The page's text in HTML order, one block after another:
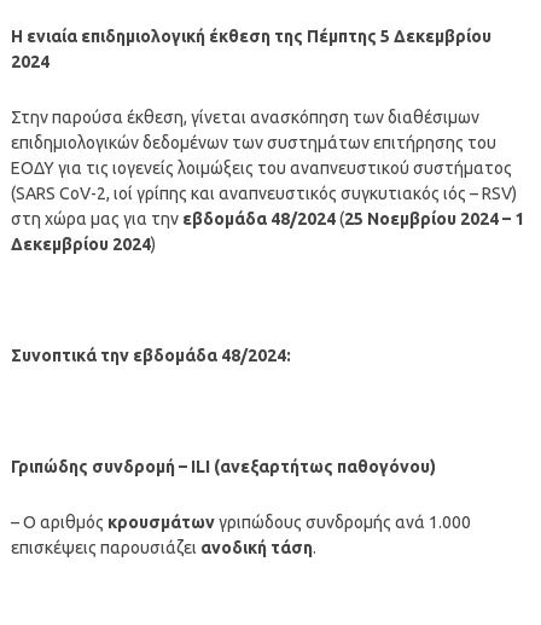
Η ενιαία επιδημιολογική έκθεση της Πέμπτης 5 Δεκεμβρίου
2024
Στην παρούσα έκθεση, γίνεται ανασκόπηση των διαθέσιμων
επιδημιολογικών δεδομένων των συστημάτων επιτήρησης του
ΕΟΔΥ για τις ιογενείς λοιμώξεις του αναπνευστικού συστήματος
(SARS CoV-2, ιοί γρίπης και αναπνευστικός συγκυτιακός ιός – RSV)
στη χώρα μας για την εβδομάδα 48/2024(25 Νοεμβρίου2024 – 1
Δεκεμβρίου2024)
Συνοπτικά την εβδομάδα 48/2024:
Γριπώδης συνδρομή – ILI (ανεξαρτήτως παθογόνου)
– Ο αριθμός κρουσμάτωνγριπώδους συνδρομής ανά 1.000
επισκέψεις παρουσιάζει ανοδική τάση.